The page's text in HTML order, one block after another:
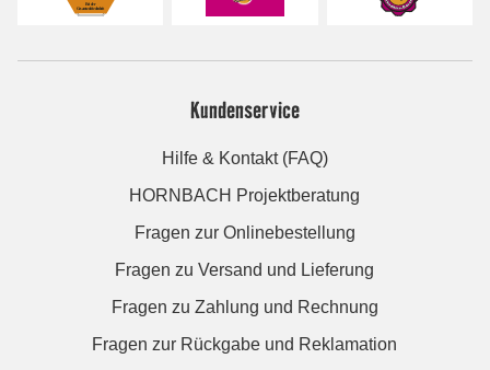
Kundenservice
Hilfe & Kontakt (FAQ)
HORNBACH Projektberatung
Fragen zur Onlinebestellung
Fragen zu Versand und Lieferung
Fragen zu Zahlung und Rechnung
Fragen zur Rückgabe und Reklamation